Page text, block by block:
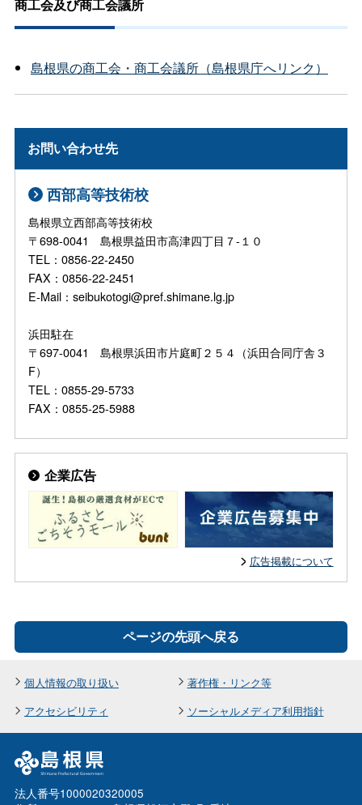
商工会及び商工会議所
島根県の商工会・商工会議所（島根県庁へリンク）
お問い合わせ先
西部高等技術校
島根県立西部高等技術校
〒698-0041 島根県益田市高津四丁目７-１０
TEL：0856-22-2450
FAX：0856-22-2451
E-Mail：seibukotogi@pref.shimane.lg.jp
浜田駐在
〒697-0041 島根県浜田市片庭町２５４（浜田合同庁舎３
F）
TEL：0855-29-5733
FAX：0855-25-5988
企業広告
広告掲載について
ページの先頭へ戻る
個人情報の取り扱い
著作権・リンク等
アクセシビリティ
ソーシャルメディア利用指針
法人番号1000020320005